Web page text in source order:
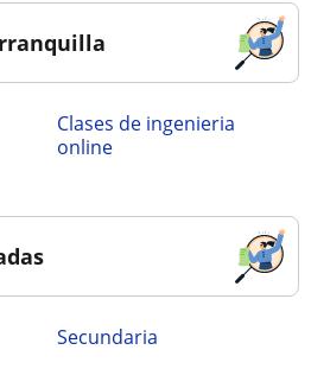
Clases de ingenieria
online
secundaria